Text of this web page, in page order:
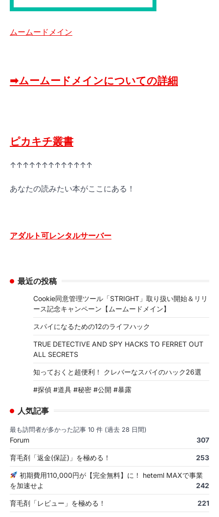
ムームードメイン
➡ムームードメインについての詳細
ピカキチ叢書
↑↑↑↑↑↑↑↑↑↑↑↑↑
あなたの読みたい本がここにある！
アダルト可レンタルサーバー
最近の投稿
Cookie同意管理ツール「STRIGHT」取り扱い開始＆リリ
ース記念キャンペーン【ムームードメイン】
スパイになるための12のライフハック
TRUE DETECTIVE AND SPY HACKS TO FERRET OUT
ALL SECRETS
知っておくと超便利！ クレバーなスパイのハック26選
#探偵 #道具 #秘密 #公開 #暴露
人気記事
最も訪問者が多かった記事 10 件 (過去 28 日間)
Forum 307
育毛剤「返金(保証)」を極める！ 253
初期費用110,000円が【完全無料】に！ heteml MAXで事業
を加速せよ
242
育毛剤「レビュー」を極める！ 221